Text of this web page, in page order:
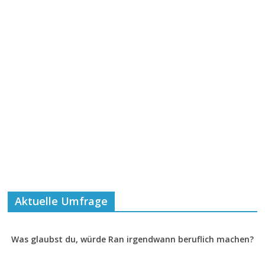
Aktuelle Umfrage
Was glaubst du, würde Ran irgendwann beruflich machen?